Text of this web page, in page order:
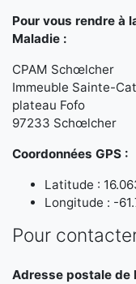
Pour vous rendre à
Maladie :
CPAM Schœlcher
Immeuble Sainte-
plateau Fofo
97233 Schœlcher
Coordonnées GPS :
Latitude :
Longitude : -
Pour
Adresse postale de